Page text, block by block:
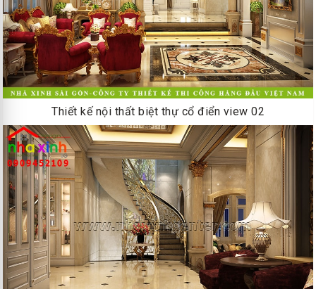
Thiết kế nội thất biệt thự cổ điển view 02